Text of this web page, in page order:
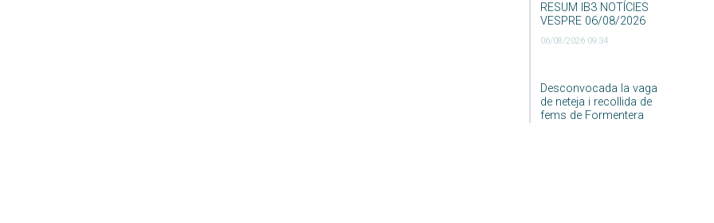
RESUM IB3 NOTÍCIES
VESPRE 06/08/2026
06/08/2026 09:34
Desconvocada la vaga
de neteja i recollida de
fems de Formentera